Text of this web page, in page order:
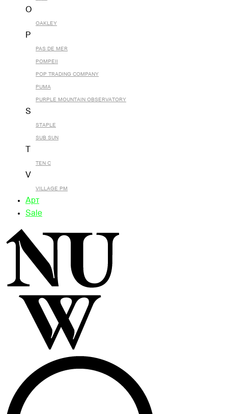
O
OAKLEY
P
PAS DE MER
POMPEII
POP TRADING COMPANY
PUMA
PURPLE MOUNTAIN OBSERVATORY
S
STAPLE
SUB SUN
TEN C
V
VILLAGE PM
Арт
Sale